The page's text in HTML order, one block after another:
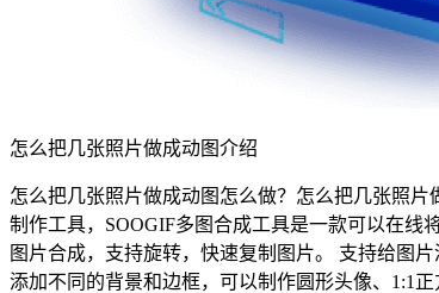
怎么把几张照片做成动图介绍
怎么把几张照片做成动图怎么做？怎么把几张照
制作工具，SOOGIF多图合成工具是一款可以在线
图片合成，支持旋转，快速复制图片。 支持给图
添加不同的背景和边框，可以制作圆形头像、1:1